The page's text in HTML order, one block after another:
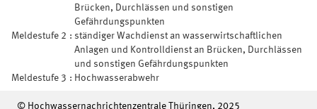
Brücken, Durchlässen und sonstigen
Gefährdungspunkten
Meldestufe 2 : ständiger Wachdienst an wasserwirtschaftlichen
Anlagen und Kontrolldienst an Brücken, Durchlässen
und sonstigen Gefährdungspunkten
Meldestufe 3 : Hochwasserabwehr
© Hochwassernachrichtenzentrale Thüringen, 2025